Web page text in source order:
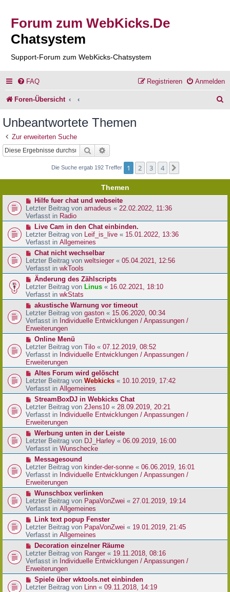
Forum zum WebKicks.De
Chatsystem
Support-Forum zum WebKicks-Chatsystem
FAQ Anmelden
Registrieren
Foren-Übersicht
Unbeantwortete Themen
Zur erweiterten Suche
Suche
Die Suche ergab 192 Treffer 1 2 3 4
Themen
N
e
u
e
r
B
e
t
r
a
g
Hilfe fuer chat und webseite
Letzter Beitrag von amadeus « 22.02.2022, 11:36
Verfasst in Radio
N
e
u
e
r
B
e
t
r
a
g
Live Cam in den Chat einbinden.
Letzter Beitrag von Leif_is_live « 15.01.2022, 13:36
Verfasst in Allgemeines
N
e
u
e
r
B
e
t
r
a
g
Chat nicht wechselbar
Letzter Beitrag von weltsieger « 05.04.2021, 12:56
Verfasst in wkTools
N
e
u
e
r
B
e
i
r
a
g
Änderung des Zählscripts
Letzter Beitrag von Linus « 16.02.2021, 18:10
Verfasst in wkStats
N
e
u
e
r
B
e
i
t
a
g
akustische Warnung vor timeout
Letzter Beitrag von gaston « 15.06.2020, 00:34
Verfasst in Individuelle Entwicklungen / Anpassungen /
Erweiterungen
N
e
u
e
r
B
e
i
r
a
g
Online Menü
Letzter Beitrag von Tilo « 07.12.2019, 08:52
Verfasst in Individuelle Entwicklungen / Anpassungen /
Erweiterungen
N
e
u
e
r
B
e
i
r
a
g
Altes Forum wird gelöscht
Letzter Beitrag von Webkicks « 10.10.2019, 17:42
Verfasst in Allgemeines
N
e
u
e
r
B
e
i
r
a
g
StreamBoxDJ in Webkicks Chat
Letzter Beitrag von 2Jens10 « 28.09.2019, 20:21
Verfasst in Individuelle Entwicklungen / Anpassungen /
Erweiterungen
N
e
u
e
r
B
e
i
r
a
g
Werbung unten in der Leiste
Letzter Beitrag von DJ_Harley « 06.09.2019, 16:00
Verfasst in Wunschecke
N
e
u
e
r
B
e
i
r
a
g
Messagesound
Letzter Beitrag von kinder-der-sonne « 06.06.2019, 16:01
Verfasst in Individuelle Entwicklungen / Anpassungen /
Erweiterungen
N
e
u
e
r
B
e
t
r
a
g
Wunschbox verlinken
Letzter Beitrag von PapaVonZwei « 27.01.2019, 19:14
Verfasst in Allgemeines
N
e
u
e
r
B
e
i
r
Link text popup Fenster
Letzter Beitrag von PapaVonZwei « 19.01.2019, 21:45
Verfasst in Allgemeines
N
e
u
e
r
B
Decoration einzelner Räume
Letzter Beitrag von Ranger « 19.11.2018, 08:16
Verfasst in Individuelle Entwicklungen / Anpassungen /
Erweiterungen
N
e
Spiele über wktools.net einbinden
Letzter Beitrag von Linn « 09.11.2018, 14:19